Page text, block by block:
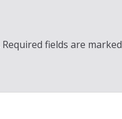
Required fields are marked